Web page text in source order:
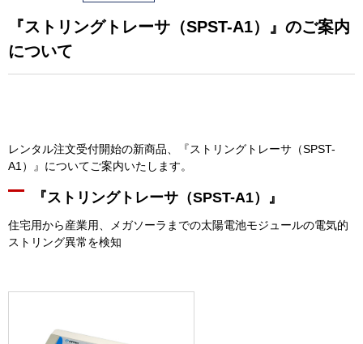
『ストリングトレーサ（SPST-A1）』のご案内
について
レンタル注文受付開始の新商品、『ストリングトレーサ（SPST-
A1）』についてご案内いたします。
『ストリングトレーサ（SPST-A1）』
住宅用から産業用、メガソーラまでの太陽電池モジュールの電気的
ストリング異常を検知